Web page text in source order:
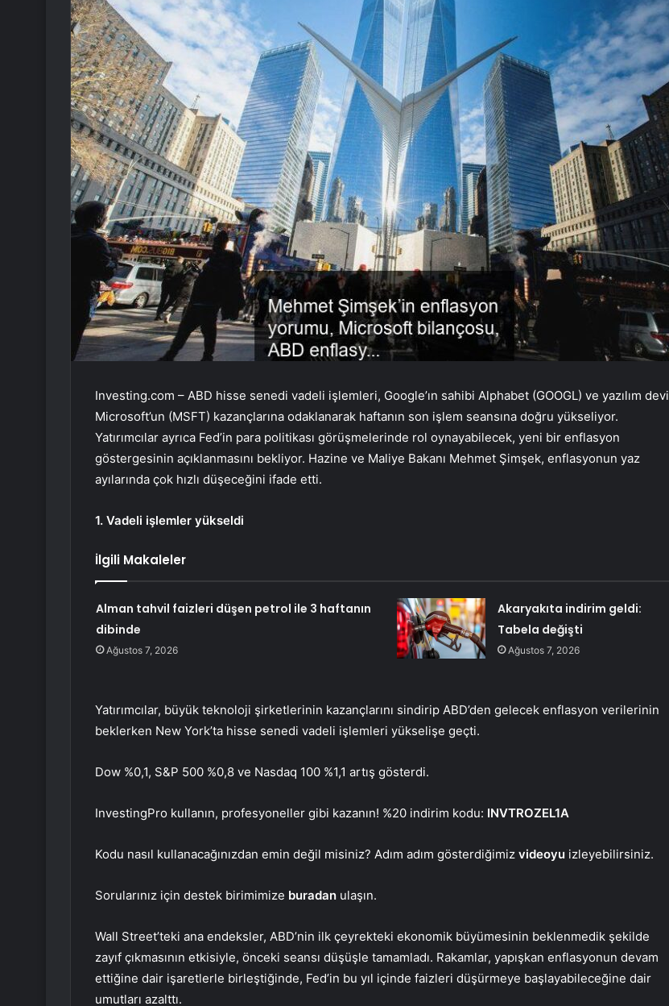
Investing.com – ABD hisse senedi vadeli işlemleri, Google’ın sahibi Alphabet (GOOGL) ve yazılım devi
Microsoft’un (MSFT) kazançlarına odaklanarak haftanın son işlem seansına doğru yükseliyor.
Yatırımcılar ayrıca Fed’in para politikası görüşmelerinde rol oynayabilecek, yeni bir enflasyon
göstergesinin açıklanmasını bekliyor. Hazine ve Maliye Bakanı Mehmet Şimşek, enflasyonun yaz
ayılarında çok hızlı düşeceğini ifade etti.
1. Vadeli işlemler yükseldi
İlgili Makaleler
Alman tahvil faizleri düşen petrol ile 3 haftanın
dibinde
Ağustos 7, 2026
Akaryakıta indirim geldi:
Tabela değişti
Ağustos 7, 2026
Yatırımcılar, büyük teknoloji şirketlerinin kazançlarını sindirip ABD’den gelecek enflasyon verilerinin
beklerken New York’ta hisse senedi vadeli işlemleri yükselişe geçti.
Dow %0,1, S&P 500 %0,8 ve Nasdaq 100 %1,1 artış gösterdi.
InvestingPro kullanın, profesyoneller gibi kazanın! %20 indirim kodu: INVTROZEL1A
Kodu nasıl kullanacağınızdan emin değil misiniz? Adım adım gösterdiğimiz videoyu izleyebilirsiniz.
Sorularınız için destek birimimize buradan ulaşın.
Wall Street’teki ana endeksler, ABD’nin ilk çeyrekteki ekonomik büyümesinin beklenmedik şekilde
zayıf çıkmasının etkisiyle, önceki seansı düşüşle tamamladı. Rakamlar, yapışkan enflasyonun devam
ettiğine dair işaretlerle birleştiğinde, Fed’in bu yıl içinde faizleri düşürmeye başlayabileceğine dair
umutları azalttı.